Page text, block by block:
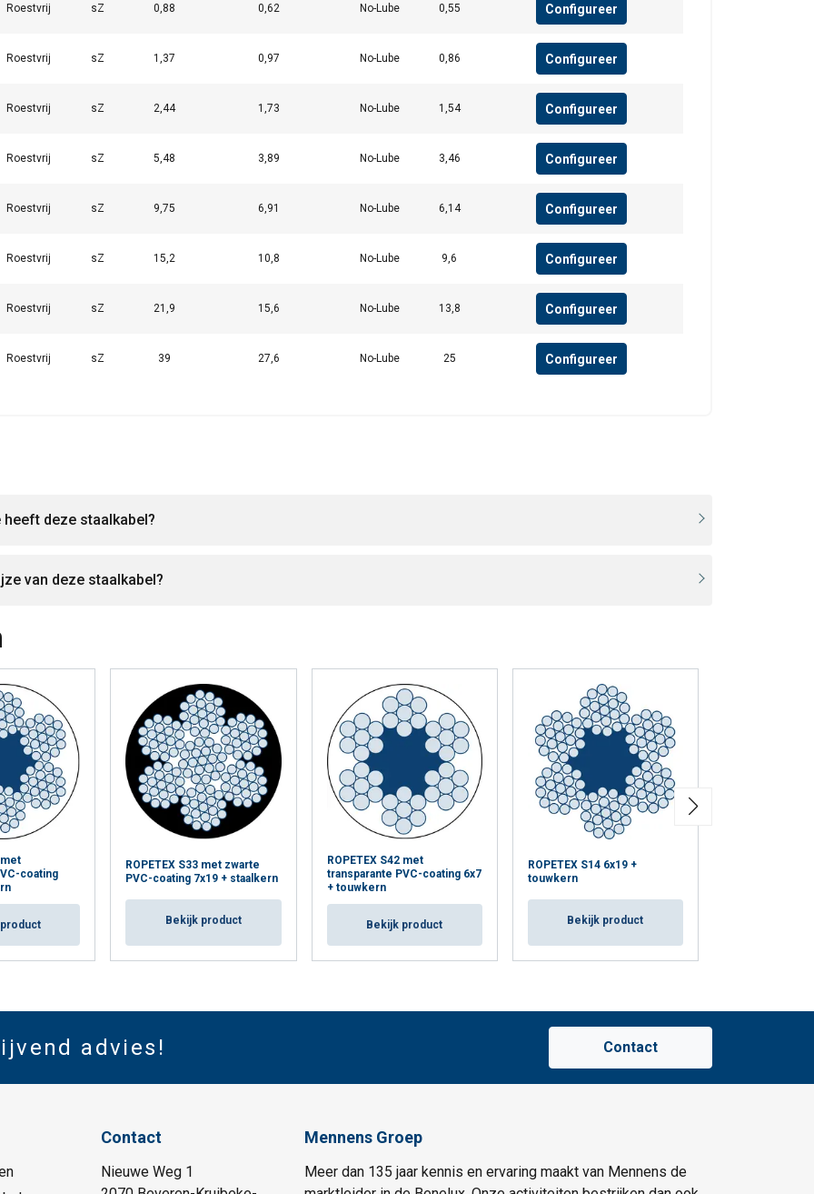
Roestvrij sZ 0,88 0,62 No-Lube 0,55 Configureer
Roestvrij sZ 1,37 0,97 No-Lube 0,86 Configureer
Roestvrij sZ 2,44 1,73 No-Lube 1,54 Configureer
Roestvrij sZ 5,48 3,89 No-Lube 3,46 Configureer
Roestvrij sZ 9,75 6,91 No-Lube 6,14 Configureer
Roestvrij sZ 15,2 10,8 No-Lube 9,6 Configureer
Roestvrij sZ 21,9 15,6 No-Lube 13,8 Configureer
Roestvrij sZ 39 27,6 No-Lube 25 Configureer
deze staalkabel?
van deze staalkabel?
met
coating
ROPETEX S33 met zwarte
PVC-coating 7x19 + staalkern
Bekijk product
ROPETEX S42 met
transparante PVC-coating 6x7
+ touwkern
Bekijk product
ROPETEX S14 6x19 +
touwkern
Bekijk product
advies! Contact
Contact
Nieuwe Weg 1
Mennens Groep
Meer dan 135 jaar kennis en ervaring maakt van Mennens de